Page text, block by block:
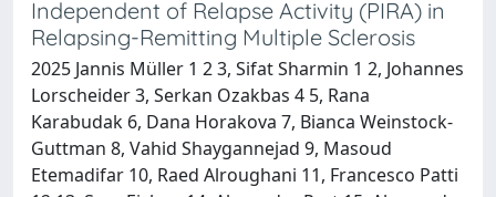
Independent of Relapse Activity (PIRA) in
Relapsing-Remitting Multiple Sclerosis
2025 Jannis Müller 1 2 3, Sifat Sharmin 1 2, Johannes
Lorscheider 3, Serkan Ozakbas 4 5, Rana
Karabudak 6, Dana Horakova 7, Bianca Weinstock-
Guttman 8, Vahid Shaygannejad 9, Masoud
Etemadifar 10, Raed Alroughani 11, Francesco Patti